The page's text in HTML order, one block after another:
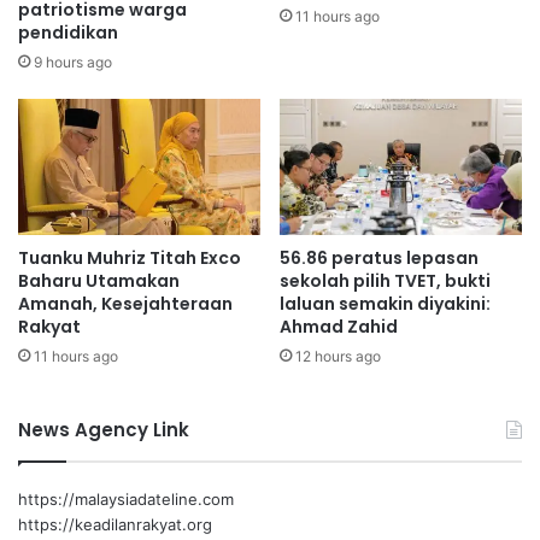
SWM Environment terus menggalakkan masyarakat Negeri
Sembilan mengamalkan pengurusan sisa secara berhemah
melalui pengasingan sisa di punca dan penyertaan aktif
s
a
h
K
e
r
a
a
a
n
N
e
g
i
A
n
g
s
S
u
k
a
n
S
E
A
2
0
2
i
n
a
i
patriotisme warga
pendidikan
9 hours ago
11 hours ago
Tuanku Muhriz Titah Exco
Baharu Utamakan
Amanah, Kesejahteraan
Rakyat
11 hours ago
56.86 peratus lepasan
sekolah pilih TVET, bukti
laluan semakin diyakini:
Ahmad Zahid
12 hours ago
News Agency Link
https://malaysiadateline.com
https://keadilanrakyat.org